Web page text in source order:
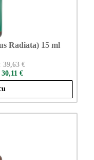
Radiata) 15 ml
€
€